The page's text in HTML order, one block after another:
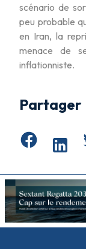
scénario de
peu probable
en Iran, la
menace de
inflationniste.
Partager